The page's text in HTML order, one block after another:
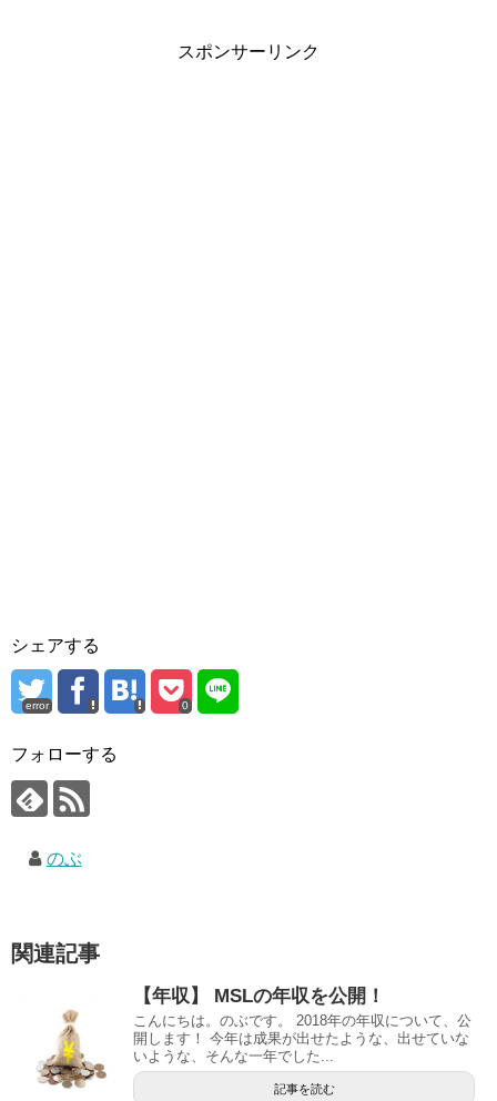
スポンサーリンク
シェアする
error 0
フォローする
のぶ
関連記事
【年収】 MSLの年収を公開！
こんにちは。のぶです。 2018年の年収について、公
開します！ 今年は成果が出せたような、出せていな
いような、そんな一年でした...
記事を読む